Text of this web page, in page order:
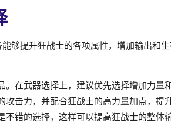
够提升狂战士的各项属性，增加输出和
在武器选择上，建议优先选择增加力量
击力，并配合狂战士的高力量加点，提
错的选择，这样可以提高狂战士的整体输